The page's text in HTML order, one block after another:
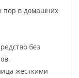
пор в домашних
без
жесткими